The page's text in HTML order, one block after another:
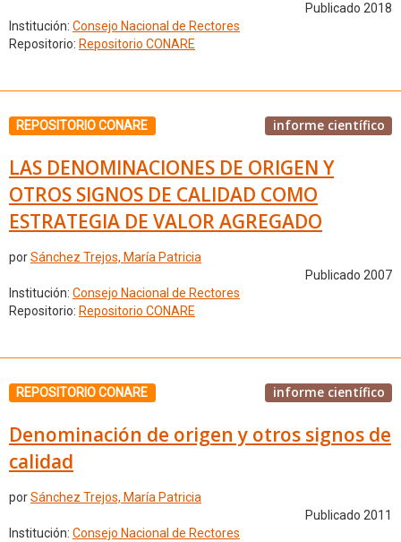
Publicado 2018
Institución: Consejo Nacional de Rectores
Repositorio: Repositorio CONARE
REPOSITORIO CONARE informe científico
LAS DENOMINACIONES DE ORIGEN Y
OTROS SIGNOS DE CALIDAD COMO
ESTRATEGIA DE VALOR AGREGADO
porSánchez Trejos, María Patricia
Publicado 2007
Institución: Consejo Nacional de Rectores
Repositorio: Repositorio CONARE
REPOSITORIO CONARE informe científico
Denominación de origen y otros signos de
calidad
porSánchez Trejos, María Patricia
Publicado 2011
Institución: Consejo Nacional de Rectores